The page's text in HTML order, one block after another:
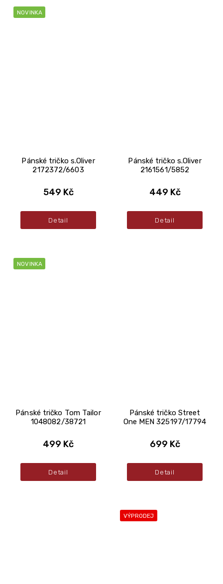
NOVINKA
Pánské tričko s.Oliver
2172372/6603
549 Kč
Detail
Pánské tričko s.Oliver
2161561/5852
449 Kč
Detail
NOVINKA
Pánské tričko Tom Tailor
1048082/38721
499 Kč
Detail
Pánské tričko Street
One MEN 325197/17794
699 Kč
Detail
VÝPRODEJ